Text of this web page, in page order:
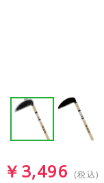
￥3,496 (税込)